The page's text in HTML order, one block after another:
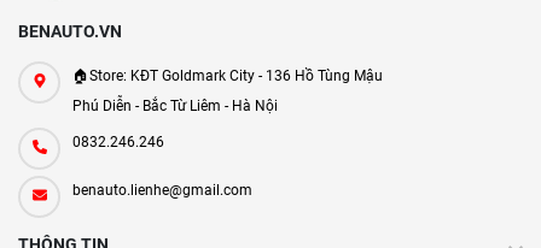
BENAUTO.VN
🏠Store: KĐT Goldmark City - 136 Hồ Tùng Mậu
Phú Diễn - Bắc Từ Liêm - Hà Nội
0832.246.246
benauto.lienhe@gmail.com